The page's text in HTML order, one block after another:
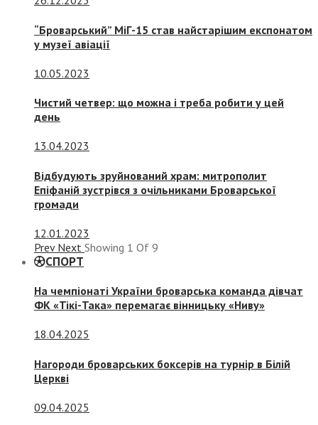
“Броварський” МіГ-15 став найстарішим експонатом
у музеї авіації
10.05.2023
Чистий четвер: що можна і треба робити у цей
день
13.04.2023
Відбудують зруйнований храм: митрополит
Епіфаній зустрівся з очільниками Броварської
громади
12.01.2023
Prev Next Showing 1 Of 9
СПОРТ
На чемпіонаті України броварська команда дівчат
ФК «Тікі-Така» перемагає вінницьку «Ниву»
18.04.2025
Нагороди броварських боксерів на турнір в Білій
Церкві
09.04.2025